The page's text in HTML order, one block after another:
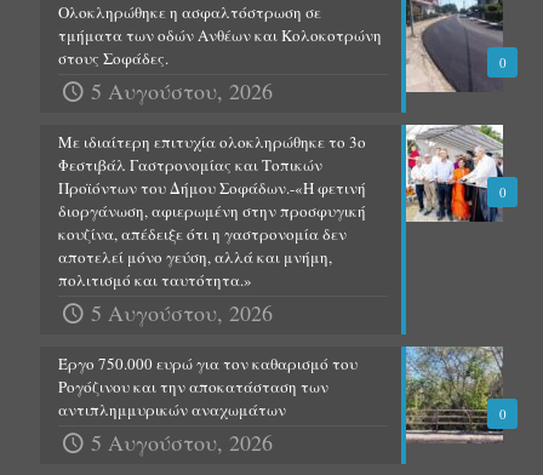
0
Ολοκληρώθηκε η ασφαλτόστρωση σε
τμήματα των οδών Ανθέων και Κολοκοτρώνη
στους Σοφάδες.
5 Αυγούστου, 2026
0
Με ιδιαίτερη επιτυχία ολοκληρώθηκε το 3ο
Φεστιβάλ Γαστρονομίας και Τοπικών
Προϊόντων του Δήμου Σοφάδων.-«Η φετινή
διοργάνωση, αφιερωμένη στην προσφυγική
κουζίνα, απέδειξε ότι η γαστρονομία δεν
αποτελεί μόνο γεύση, αλλά και μνήμη,
πολιτισμό και ταυτότητα.»
5 Αυγούστου, 2026
0
Έργο 750.000 ευρώ για τον καθαρισμό του
Ρογόζινου και την αποκατάσταση των
αντιπλημμυρικών αναχωμάτων
5 Αυγούστου, 2026